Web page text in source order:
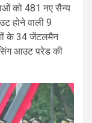
को 481 नए सैन्य
होने वाली 9
के 34 जेंटलमैन
आउट परेड की